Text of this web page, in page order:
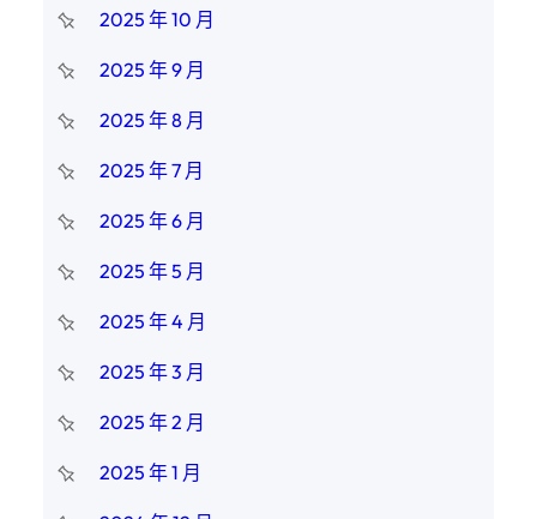
2025 年 10 月
2025 年 9 月
2025 年 8 月
2025 年 7 月
2025 年 6 月
2025 年 5 月
2025 年 4 月
2025 年 3 月
2025 年 2 月
2025 年 1 月